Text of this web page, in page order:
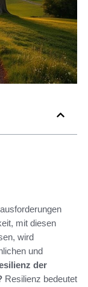
mit diesen
wird
und
der
Resilienz bedeutet